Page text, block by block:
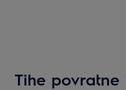
Tihe povratne